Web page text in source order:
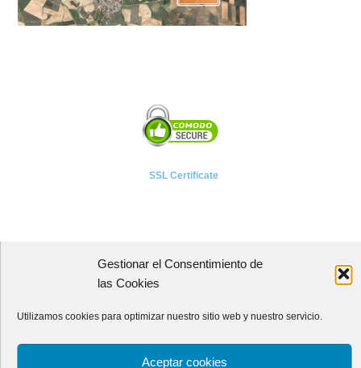
Gestionar el Consentimiento de
las Cookies
Utilizamos cookies para optimizar nuestro sitio web y nuestro servicio.
Aceptar cookies
SSL Certificate
A P I E T E L
Avenida Independencia, 4 - 5ª planta